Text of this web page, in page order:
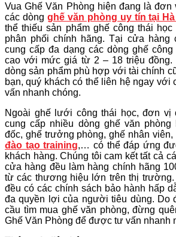
Vua Ghế Văn Phòng hiện đang là đơn
các dòng ghế văn phòng uy tín tại
thể thiếu sản phẩm ghế công thái
phân phối chính hãng. Tại cửa hàng
cung cấp đa dạng các dòng ghế
cao với mức giá từ 2 – 18 triệu
dòng sản phẩm phù hợp với tài chính
bạn, quý khách có thể liên hệ ngay
vấn nhanh chóng.
Ngoài ghế lưới công thái học, đơn vị
cung cấp nhiều dòng ghế văn
đốc, ghế trưởng phòng, ghế nhân viên,
đào tạo training,… có thể đáp ứng
khách hàng. Chúng tôi cam kết tất cả
cửa hàng đều làm hàng chính hãng
từ các thương hiệu lớn trên thị trường.
đều có các chính sách bảo hành hấp
đa quyền lợi của người tiêu dùng. Do
cầu tìm mua ghế văn phòng, đừng
Ghế Văn Phòng để được tư vấn nhanh